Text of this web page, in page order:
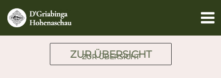
Inhalt
springen
ZUR ÜBERSICHT
ZUR ÜBERSICHT